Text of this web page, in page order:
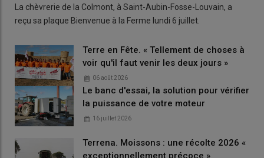
La chèvrerie de la Colmont, à Saint-Aubin-Fosse-Louvain, a
reçu sa plaque Bienvenue à la Ferme lundi 6 juillet.
Terre en Fête. « Tellement de choses à
voir qu'il faut venir les deux jours »
06 août 2026
Le banc d'essai, la solution pour vérifier
la puissance de votre moteur
16 juillet 2026
Terrena. Moissons : une récolte 2026 «
exceptionnellement précoce »